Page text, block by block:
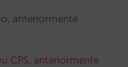
anteriormente
CPS, anteriormente